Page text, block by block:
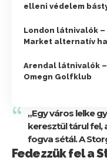
elleni védelem
London látnivalók –
Market alternatív
Arendal látnivalók
Omegn Golfklub
„Egy város lelke
keresztül tárul fel,
fogva sétál. A
Fedezzük fel a